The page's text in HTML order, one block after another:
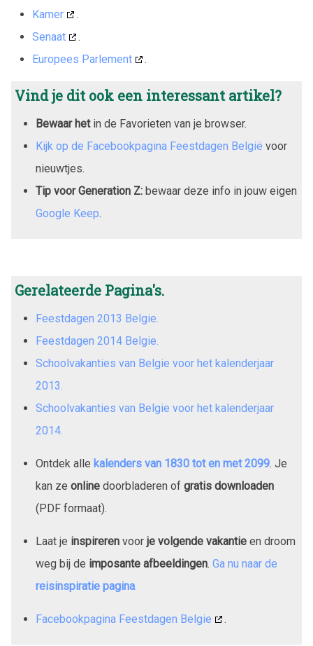
Kamer
.
Senaat
.
Europees Parlement
.
Vind je dit ook een interessant artikel?
Bewaar hetin de Favorieten van je browser.
Kijk op de Facebookpagina Feestdagen België voor
nieuwtjes.
Tip voor Generation Z: bewaar deze info in jouw eigen
Google Keep.
Gerelateerde Pagina's.
Feestdagen 2013 Belgie.
Feestdagen 2014 Belgie.
Schoolvakanties van Belgie voor het kalenderjaar
2013.
Schoolvakanties van Belgie voor het kalenderjaar
2014.
Ontdek alle kalenders van 1830 tot en met2099. Je
kan ze online doorbladeren of gratis downloaden
(PDF formaat).
Laat je inspireren voor je volgende vakantie en droom
weg bij de imposante afbeeldingen. Ga nu naar de
reisinspiratie pagina.
Facebookpagina Feestdagen Belgie .